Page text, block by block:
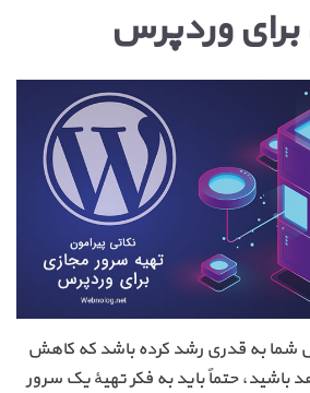
وردپرس
شما به قدری رشد کرده باشد که کاهش
باشید، حتماً باید به فکر تهیهٔ یک سرور